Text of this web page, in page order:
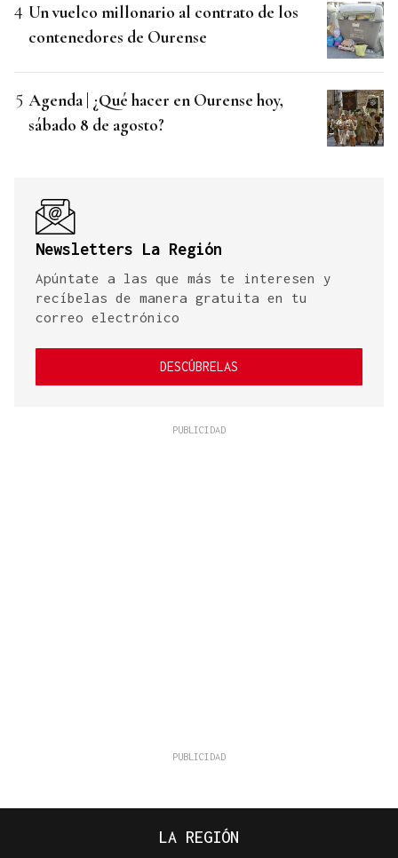
Un vuelco millonario al contrato de los
contenedores de Ourense
Agenda | ¿Qué hacer en Ourense hoy,
sábado 8 de agosto?
Newsletters La Región
Apúntate a las que más te interesen y
recíbelas de manera gratuita en tu
correo electrónico
DESCÚBRELAS
LA REGIÓN